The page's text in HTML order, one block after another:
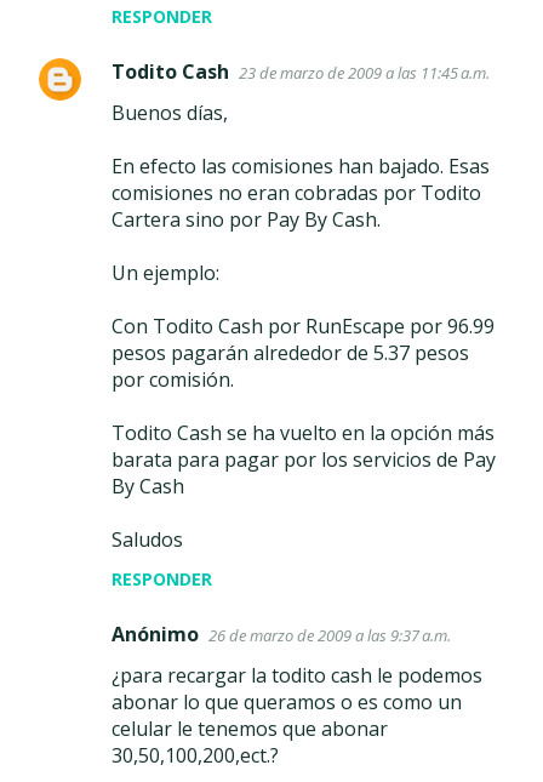
RESPONDER
Todito Cash 23 de marzo de 2009 a las 11:45 a.m.
Buenos días,
En efecto las comisiones han bajado. Esas
comisiones no eran cobradas por Todito
Cartera sino por Pay By Cash.
Un ejemplo:
Con Todito Cash por RunEscape por 96.99
pesos pagarán alrededor de 5.37 pesos
por comisión.
Todito Cash se ha vuelto en la opción más
barata para pagar por los servicios de Pay
By Cash
Saludos
RESPONDER
Anónimo 26 de marzo de 2009 a las 9:37 a.m.
¿para recargar la todito cash le podemos
abonar lo que queramos o es como un
celular le tenemos que abonar
30,50,100,200,ect.?